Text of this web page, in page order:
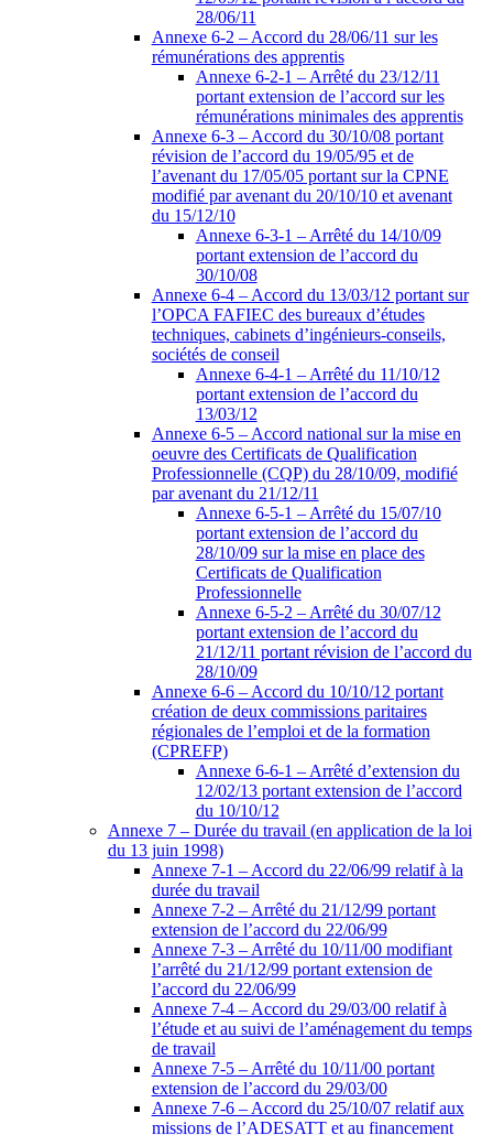
28/06/11
Annexe 6-2 – Accord du 28/06/11 sur les
rémunérations des apprentis
Annexe 6-2-1 – Arrêté du 23/12/11
portant extension de l’accord sur les
rémunérations minimales des apprentis
Annexe 6-3 – Accord du 30/10/08 portant
révision de l’accord du 19/05/95 et de
l’avenant du 17/05/05 portant sur la CPNE
modifié par avenant du 20/10/10 et avenant
du 15/12/10
Annexe 6-3-1 – Arrêté du 14/10/09
portant extension de l’accord du
30/10/08
Annexe 6-4 – Accord du 13/03/12 portant sur
l’OPCA FAFIEC des bureaux d’études
techniques, cabinets d’ingénieurs-conseils,
sociétés de conseil
Annexe 6-4-1 – Arrêté du 11/10/12
portant extension de l’accord du
13/03/12
Annexe 6-5 – Accord national sur la mise en
oeuvre des Certificats de Qualification
Professionnelle (CQP) du 28/10/09, modifié
par avenant du 21/12/11
Annexe 6-5-1 – Arrêté du 15/07/10
portant extension de l’accord du
28/10/09 sur la mise en place des
Certificats de Qualification
Professionnelle
Annexe 6-5-2 – Arrêté du 30/07/12
portant extension de l’accord du
21/12/11 portant révision de l’accord du
28/10/09
Annexe 6-6 – Accord du 10/10/12 portant
création de deux commissions paritaires
régionales de l’emploi et de la formation
(CPREFP)
Annexe 6-6-1 – Arrêté d’extension du
12/02/13 portant extension de l’accord
du 10/10/12
Annexe 7 – Durée du travail (en application de la loi
du 13 juin 1998)
Annexe 7-1 – Accord du 22/06/99 relatif à la
durée du travail
Annexe 7-2 – Arrêté du 21/12/99 portant
extension de l’accord du 22/06/99
Annexe 7-3 – Arrêté du 10/11/00 modifiant
l’arrêté du 21/12/99 portant extension de
l’accord du 22/06/99
Annexe 7-4 – Accord du 29/03/00 relatif à
l’étude et au suivi de l’aménagement du temps
de travail
Annexe 7-5 – Arrêté du 10/11/00 portant
extension de l’accord du 29/03/00
Annexe 7-6 – Accord du 25/10/07 relatif aux
missions de l’ADESATT et au financement